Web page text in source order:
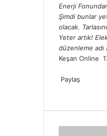
Enerji
Şimdi bunlar
olacak.
Yeter artık!
düzenleme adı
Keşan Online
Paylaş
ile